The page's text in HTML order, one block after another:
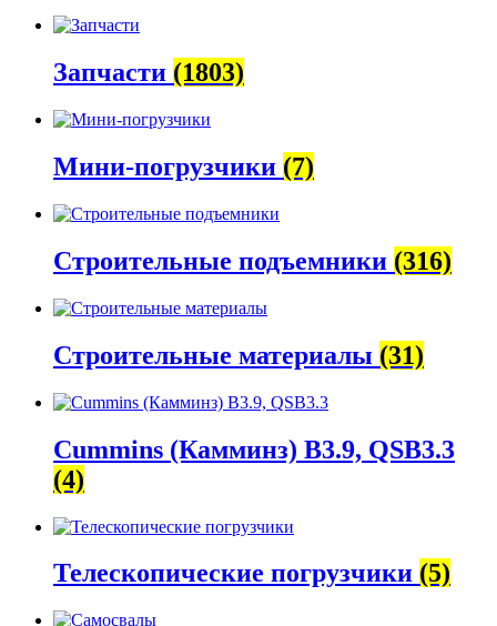
Запчасти (1803)
Мини-погрузчики (7)
Строительные подъемники (316)
Строительные материалы (31)
Cummins (Камминз) B3.9, QSB3.3
(4)
Телескопические погрузчики (5)